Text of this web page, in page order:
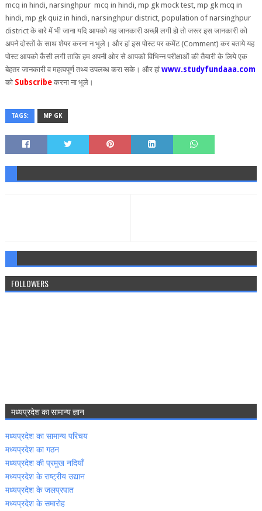
mcq in hindi, narsinghpur mcq in hindi, mp gk mock test, mp gk mcq in
hindi, mp gk quiz in hindi, narsinghpur district, population of narsinghpur
district के बारे में भी जाना यदि आपको यह जानकारी अच्‍छी लगी हो तो जरूर इस जानकारी को
अपने दोस्‍तों के साथ शेयर करना न भूले। और हां इस पोस्‍ट पर कमेंट(Comment) कर बताये यह
पोस्‍ट आपको कैसी लगी ताकि हम अपनी ओर से आपको विभिन्‍न परीक्षाओं की तैयारी के लिये एक
बेहतर जानकारी व महत्‍वपूर्ण तथ्‍य उपलब्‍ध करा सके। और हां www.studyfundaaa.com
को Subscribe करना ना भूले।
TAGS: MP GK
FOLLOWERS
मध्‍यप्रदेश का सामान्‍य ज्ञान
मध्‍यप्रदेश का सामान्‍य परिचय
मध्‍यप्रदेश का गठन
मध्‍यप्रदेश की प्रमुख नदियॉं
मध्‍यप्रदेश के राष्‍ट्रीय उद्यान
मध्‍यप्रदेश के जलप्रपात
मध्‍यप्रदेश के समारोह